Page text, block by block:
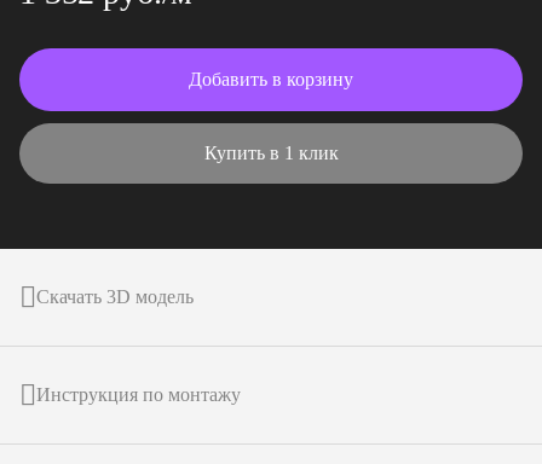
Добавить в корзину
Купить в 1 клик
Скачать 3D модель
Инструкция по монтажу